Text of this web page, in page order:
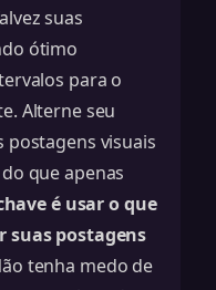
suas
ótimo
para o
Alterne seu
postagens visuais
que apenas
é usar o que
suas postagens
tenha medo de